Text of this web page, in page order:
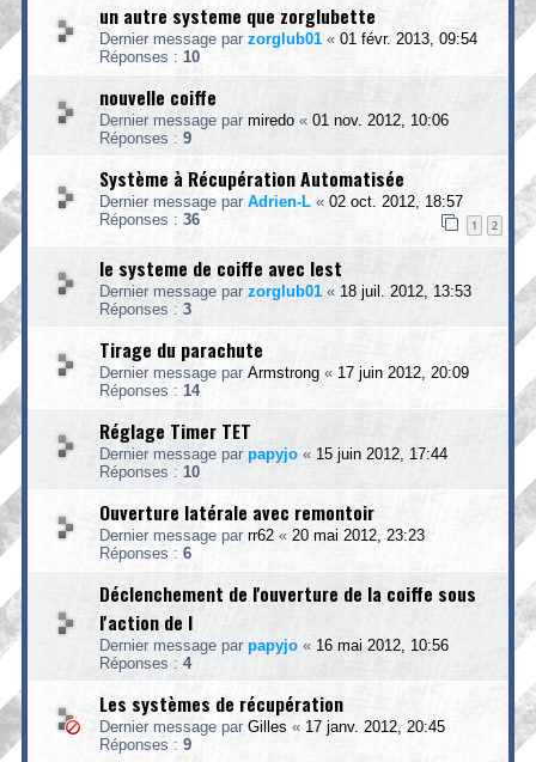
un autre systeme que zorglubette
Dernier message par zorglub01 « 01 févr. 2013, 09:54
Réponses : 10
nouvelle coiffe
Dernier message par miredo « 01 nov. 2012, 10:06
Réponses : 9
Système à Récupération Automatisée
Dernier message par Adrien-L « 02 oct. 2012, 18:57
Réponses : 36 1 2
le systeme de coiffe avec lest
Dernier message par zorglub01 « 18 juil. 2012, 13:53
Réponses : 3
Tirage du parachute
Dernier message par Armstrong « 17 juin 2012, 20:09
Réponses : 14
Réglage Timer TET
Dernier message par papyjo « 15 juin 2012, 17:44
Réponses : 10
Ouverture latérale avec remontoir
Dernier message par rr62 « 20 mai 2012, 23:23
Réponses : 6
Déclenchement de l'ouverture de la coiffe sous
l'action de l
Dernier message par papyjo « 16 mai 2012, 10:56
Réponses : 4
Les systèmes de récupération
Dernier message par Gilles « 17 janv. 2012, 20:45
Réponses : 9